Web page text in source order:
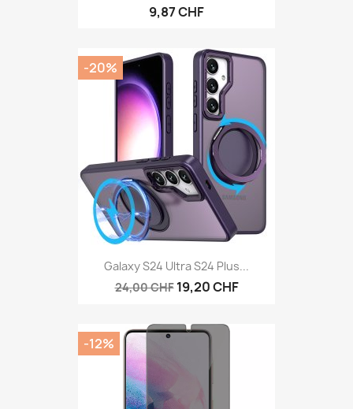
9,87 CHF
Galaxy S24 Ultra S24 Plus...
24,00 CHF 19,20 CHF
-20%
-12%